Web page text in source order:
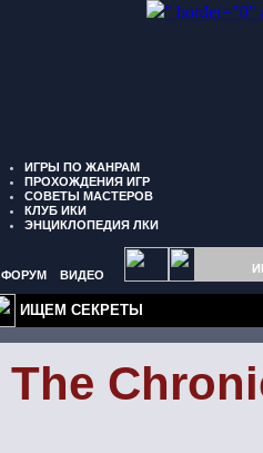
" border="0"
ИГРЫ ПО ЖАНРАМ
ПРОХОЖДЕНИЯ ИГР
СОВЕТЫ МАСТЕРОВ
КЛУБ ИКИ
ЭНЦИКЛОПЕДИЯ ЛКИ
ФОРУМ ВИДЕО
ИЩЕМ СЕКРЕТЫ
The